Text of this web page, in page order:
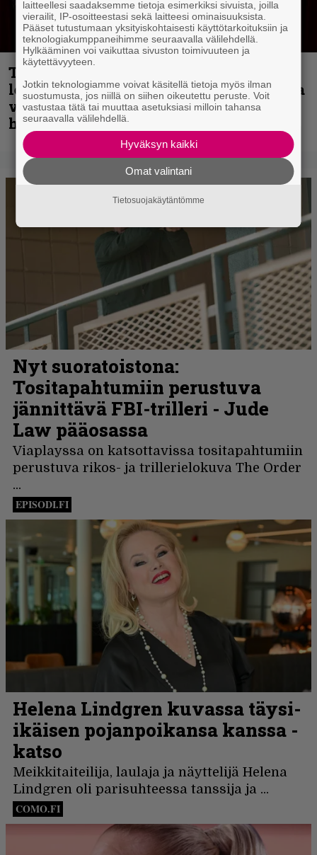
Thrash ’n’ roll -yhtye Madred ryydittää
levyjulkaisua keikkareissulla kuvatulla
videolla – ”Oltiin pakussa kusihädässä
helvetin väsyneenä…”
laitteellesi saadaksemme tietoja esimerkiksi sivuista, joilla
vierailit, IP-osoitteestasi sekä laitteesi ominaisuuksista.
Pääset tutustumaan yksityiskohtaisesti käyttötarkoituksiin ja
teknologiakumppaneihimme seuraavalla välilehdellä.
Hylkääminen voi vaikuttaa sivuston toimivuuteen ja
käytettävyyteen.
Jotkin teknologiamme voivat käsitellä tietoja myös ilman
suostumusta, jos niillä on siihen oikeutettu peruste. Voit
vastustaa tätä tai muuttaa asetuksiasi milloin tahansa
seuraavalla välilehdellä.
Hyväksyn kaikki
Omat valintani
Tietosuojakäytäntömme